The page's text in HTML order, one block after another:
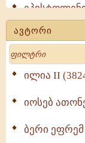
(723)
მოძღვრის
Wisdomge
სულიერი
ავტორი
Search
ილია II
იოსებ
ბერი